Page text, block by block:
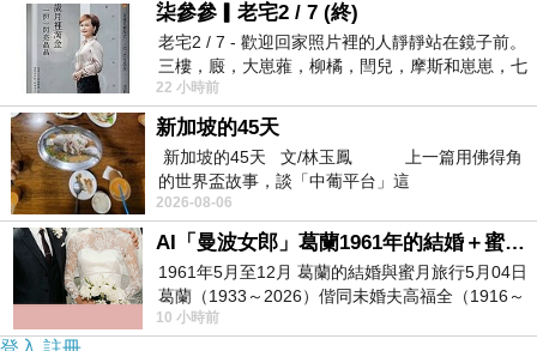
是與「台北市立醫院」聯合舉辦的，由兒童成長科名醫定期看
診，體驗一年的
#船井牛奶鈣魚膠原粉 ，然後每一季回診做檢測與成長量測評
估。
體驗一年多，李子的成長真的看得見!!!!!而且有專業醫學團隊
的認證，讓我對產品的功效
更加有信心。
柒參參▎老宅2 / 7 (終)
老宅2 / 7 - 歡迎回家照片裡的人靜靜站在鏡子前。
三樓，廄，大崽蕥，柳橘，閆兒，摩斯和崽崽，七
個人整整齊齊地站在鏡框之外，如同
22 小時前
新加坡的45天
新加坡的45天 文/林玉鳳 上一篇用佛得角
的世界盃故事，談「中葡平台」這
2026-08-06
AI「曼波女郎」葛蘭1961年的結婚＋蜜月旅行 #戀上老電影 #葛蘭 #粟子
1961年5月至12月 葛蘭的結婚與蜜月旅行5月04日
葛蘭（1933～2026）偕同未婚夫高福全（1916～
2004）乘郵輪赴倫敦6月15日於英國倫敦St.S
10 小時前